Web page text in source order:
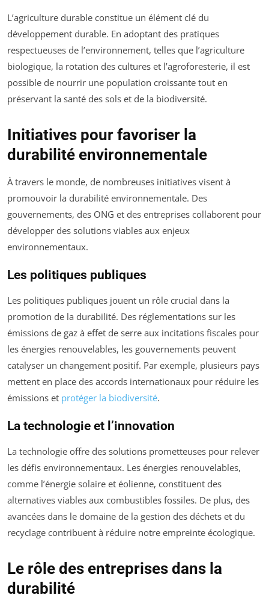
L’agriculture durable constitue un élément clé du
développement durable. En adoptant des pratiques
respectueuses de l’environnement, telles que l’agriculture
biologique, la rotation des cultures et l’agroforesterie, il est
possible de nourrir une population croissante tout en
préservant la santé des sols et de la biodiversité.
Initiatives pour favoriser la
durabilité environnementale
À travers le monde, de nombreuses initiatives visent à
promouvoir la durabilité environnementale. Des
gouvernements, des ONG et des entreprises collaborent pour
développer des solutions viables aux enjeux
environnementaux.
Les politiques publiques
Les politiques publiques jouent un rôle crucial dans la
promotion de la durabilité. Des réglementations sur les
émissions de gaz à effet de serre aux incitations fiscales pour
les énergies renouvelables, les gouvernements peuvent
catalyser un changement positif. Par exemple, plusieurs pays
mettent en place des accords internationaux pour réduire les
émissions et protéger la biodiversité.
La technologie et l’innovation
La technologie offre des solutions prometteuses pour relever
les défis environnementaux. Les énergies renouvelables,
comme l’énergie solaire et éolienne, constituent des
alternatives viables aux combustibles fossiles. De plus, des
avancées dans le domaine de la gestion des déchets et du
recyclage contribuent à réduire notre empreinte écologique.
Le rôle des entreprises dans la
durabilité